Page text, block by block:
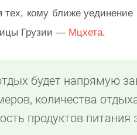
кому ближе
Грузии — Мцхета.
будет напрямую
количества
продуктов питания